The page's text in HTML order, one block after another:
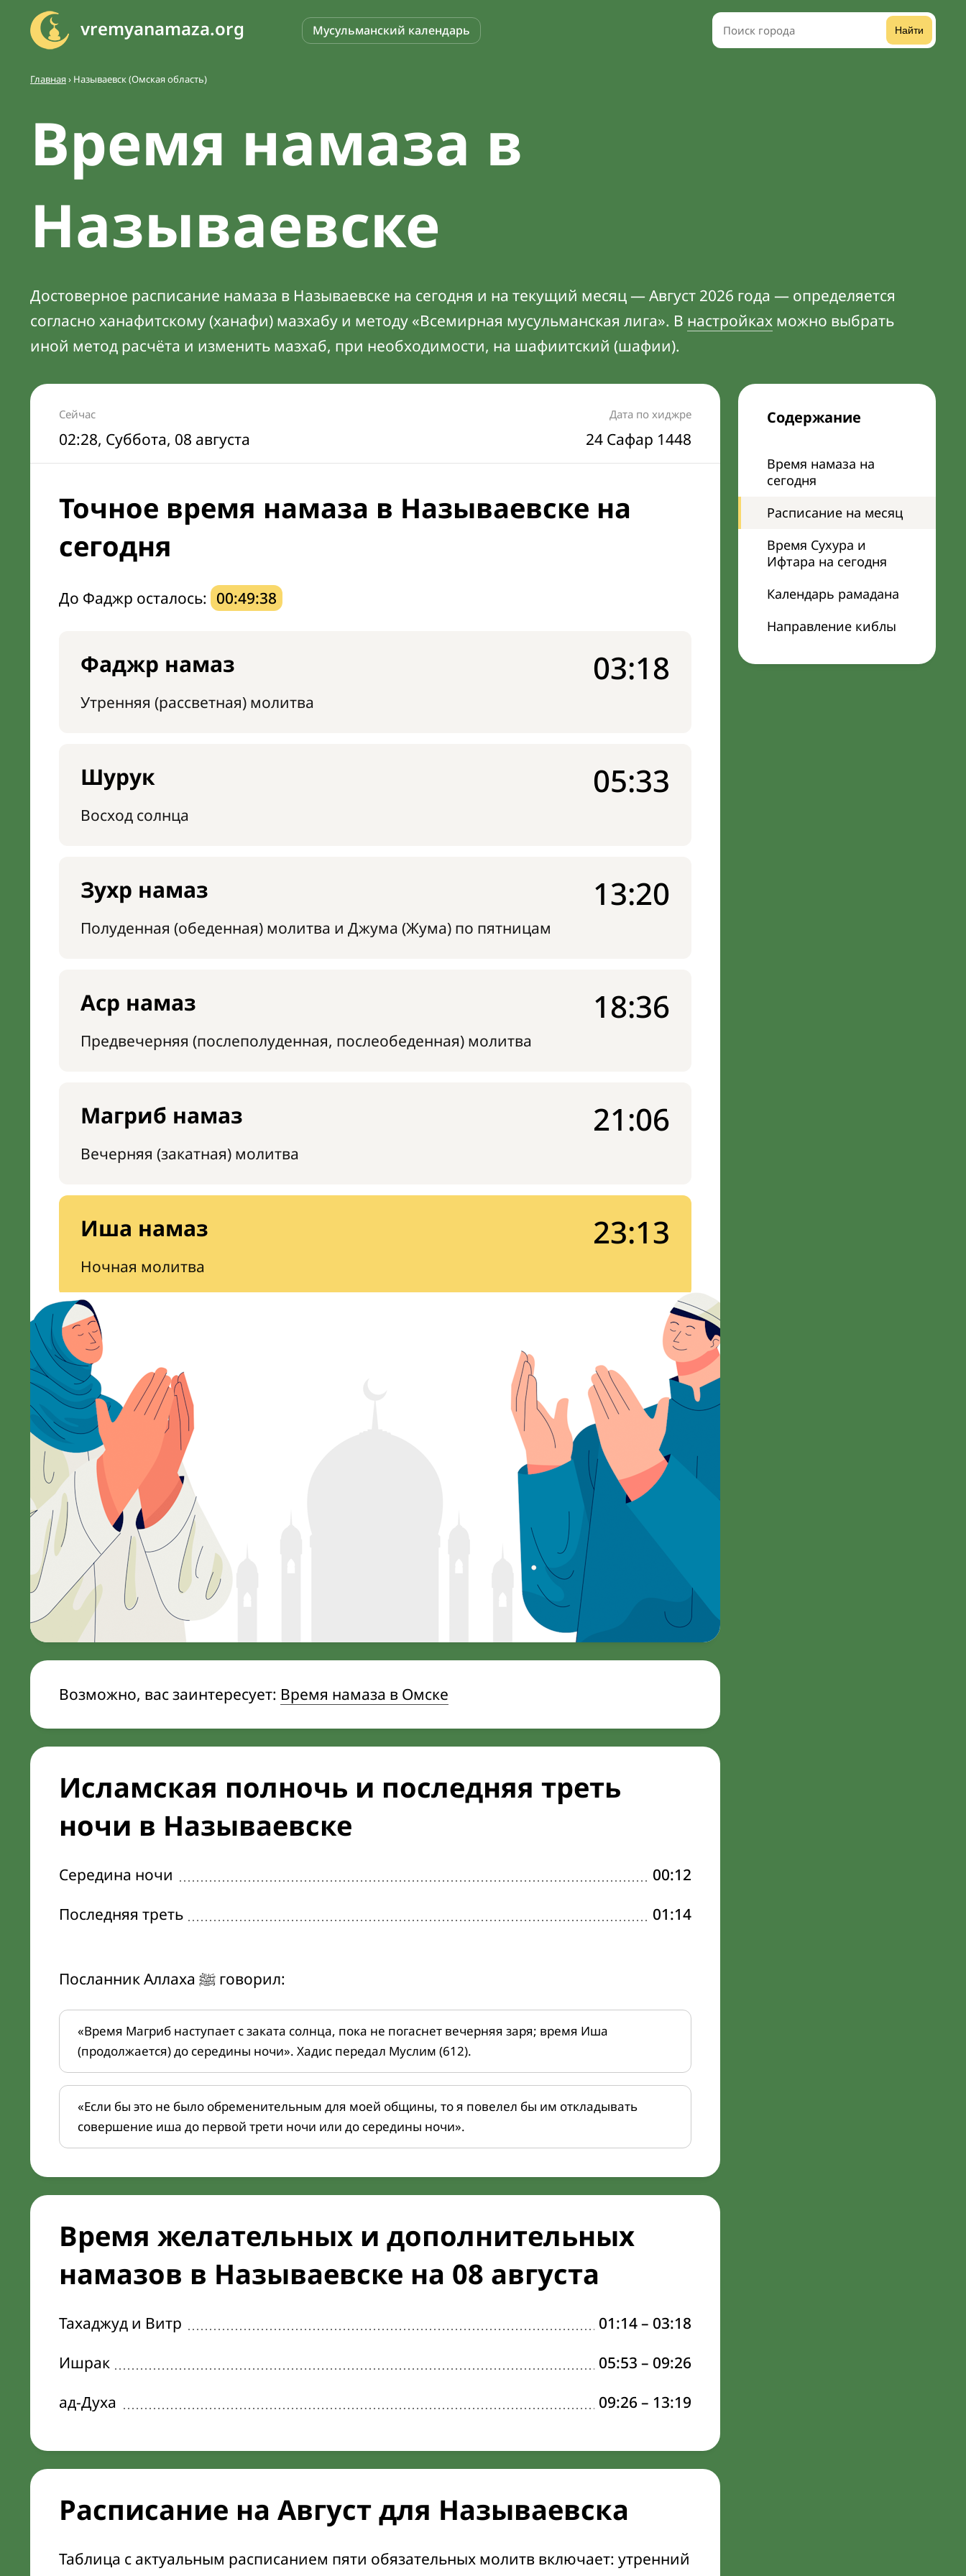
vremyanamaza.org Мусульманский календарь Найти
Главная› Называевск (Омская область)
Время намаза в
Называевске
Достоверное расписание намаза в Называевске на сегодня и на текущий месяц — Август 2026 года — определяется
согласно ханафитскому (ханафи) мазхабу и методу «Всемирная мусульманская лига». В настройках можно выбрать
иной метод расчёта и изменить мазхаб, при необходимости, на шафиитский (шафии).
Содержание
Время намаза на
сегодня
Расписание на месяц
Время Сухура и
Ифтара на сегодня
Календарь рамадана
Направление киблы
Сейчас
02:28, Суббота, 08 августа
Дата по хиджре
24 Сафар 1448
Точное время намаза в Называевске на
сегодня
До Фаджр осталось: 00:49:37
Фаджр намаз
Утренняя (рассветная) молитва
03:18
Шурук
Восход солнца
05:33
Зухр намаз
Полуденная (обеденная) молитва и Джума (Жума) по пятницам
13:20
Аср намаз
Предвечерняя (послеполуденная, послеобеденная) молитва
18:36
Магриб намаз
Вечерняя (закатная) молитва
21:06
Иша намаз
Ночная молитва
23:13
Возможно, вас заинтересует: Время намаза в Омске
Исламская полночь и последняя треть
ночи в Называевске
Середина ночи
00:12
Последняя треть
01:14
Посланник Аллаха ﷺ говорил:
«Время Магриб наступает с заката солнца, пока не погаснет вечерняя заря; время Иша
(продолжается) до середины ночи». Хадис передал Муслим (612).
«Если бы это не было обременительным для моей общины, то я повелел бы им откладывать
совершение иша до первой трети ночи или до середины ночи».
Время желательных и дополнительных
намазов в Называевске на 08 августа
Тахаджуд и Витр 01:14– 03:18
Ишрак
05:53 – 09:26
ад-Духа
09:26 – 13:19
Расписание на Август для Называевска
Таблица с актуальным расписанием пяти обязательных молитв включает: утренний